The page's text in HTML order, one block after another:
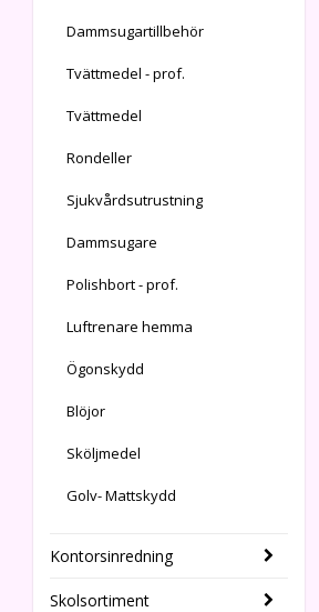
Dammsugartillbehör
Tvättmedel - prof.
Tvättmedel
Rondeller
Sjukvårdsutrustning
Dammsugare
Polishbort - prof.
Luftrenare hemma
Ögonskydd
Blöjor
Sköljmedel
Golv- Mattskydd
Kontorsinredning
Skolsortiment